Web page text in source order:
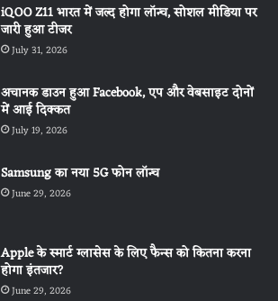
iQOO Z11 भारत में जल्द होगा लॉन्च, सोशल मीडिया पर
जारी हुआ टीजर
July 31, 2026
अचानक डाउन हुआ Facebook, एप और वेबसाइट दोनों
में आई दिक्कत
July 19, 2026
Samsung का नया 5G फोन लॉन्च
June 29, 2026
Apple के स्मार्ट ग्लासेस के लिए फैन्स को कितना करना
होगा इंतजार?
June 29, 2026